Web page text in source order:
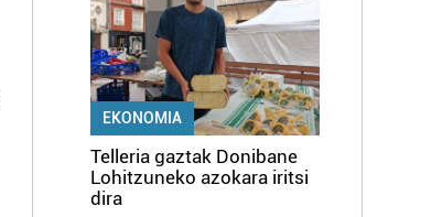
EKONOMIA
Telleria gaztak Donibane
Lohitzuneko azokara iritsi
dira